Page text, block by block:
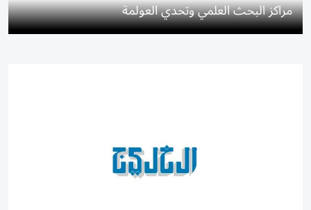
مراكز البحث العلمي وتحدي العولمة